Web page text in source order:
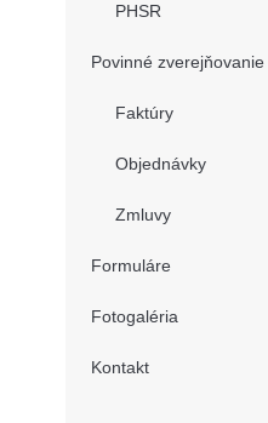
PHSR
Povinné zverejňovanie
Faktúry
Objednávky
Zmluvy
Formuláre
Fotogaléria
Kontakt